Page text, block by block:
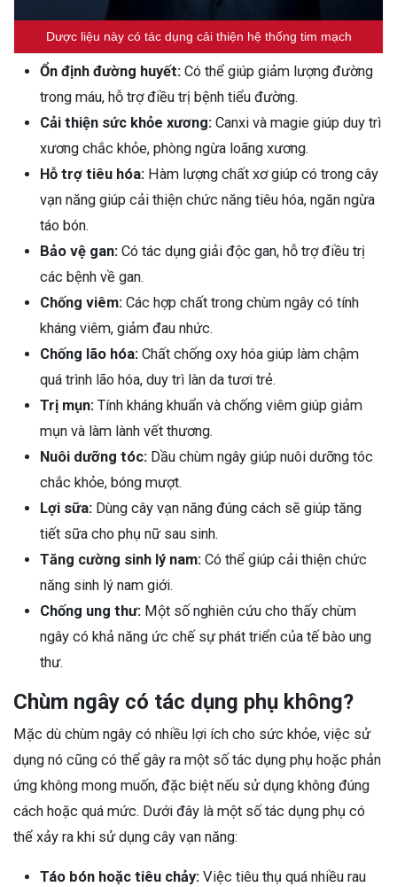
Dược liệu này có tác dụng cải thiện hệ thống tim mạch
Ổn định đường huyết: Có thể giúp giảm lượng đường
trong máu, hỗ trợ điều trị bệnh tiểu đường.
Cải thiện sức khỏe xương: Canxi và magie giúp duy trì
xương chắc khỏe, phòng ngừa loãng xương.
Hỗ trợ tiêu hóa: Hàm lượng chất xơ giúp có trong cây
vạn năng giúp cải thiện chức năng tiêu hóa, ngăn ngừa
táo bón.
Bảo vệ gan: Có tác dụng giải độc gan, hỗ trợ điều trị
các bệnh về gan.
Chống viêm: Các hợp chất trong chùm ngây có tính
kháng viêm, giảm đau nhức.
Chống lão hóa: Chất chống oxy hóa giúp làm chậm
quá trình lão hóa, duy trì làn da tươi trẻ.
Trị mụn: Tính kháng khuẩn và chống viêm giúp giảm
mụn và làm lành vết thương.
Nuôi dưỡng tóc: Dầu chùm ngây giúp nuôi dưỡng tóc
chắc khỏe, bóng mượt.
Lợi sữa: Dùng cây vạn năng đúng cách sẽ giúp tăng
tiết sữa cho phụ nữ sau sinh.
Tăng cường sinh lý nam: Có thể giúp cải thiện chức
năng sinh lý nam giới.
Chống ung thư: Một số nghiên cứu cho thấy chùm
ngây có khả năng ức chế sự phát triển của tế bào ung
thư.
Chùm ngây có tác dụng phụ không?
Mặc dù chùm ngây có nhiều lợi ích cho sức khỏe, việc sử
dụng nó cũng có thể gây ra một số tác dụng phụ hoặc phản
ứng không mong muốn, đặc biệt nếu sử dụng không đúng
cách hoặc quá mức. Dưới đây là một số tác dụng phụ có
thể xảy ra khi sử dụng cây vạn năng:
Táo bón hoặc tiêu chảy: Việc tiêu thụ quá nhiều rau